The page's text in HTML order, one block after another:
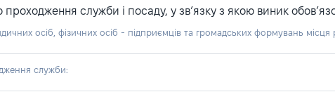
служби і посаду, у зв’язку з якою виник
осіб, фізичних осіб - підприємців та громадських формувань
служби: